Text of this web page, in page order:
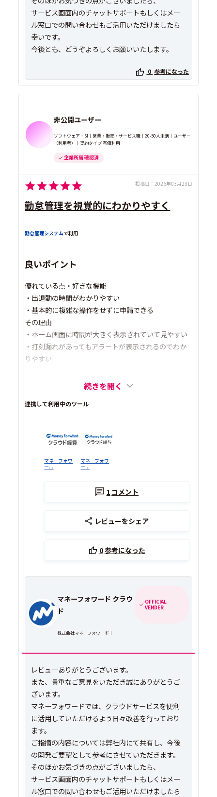
サービス画面内のチャットサポートもしくはメー
ル窓口での問い合わせもご活用いただけましたら
幸いです。
今後とも、どうぞよろしくお願いいたします。
0 参考になった
非公開ユーザー
ソフトウェア・SI｜営業・販売・サービス職｜20-50人未満｜ユーザー
（利用者）｜契約タイプ 有償利用
企業所属 確認済
投稿日： 2026年03月23日
勤怠管理を視覚的にわかりやすく
勤怠管理システムで利用
良いポイント
優れている点・好きな機能
・出退勤の時間がわかりやすい
・基本的に複雑な操作をせずに申請できる
その理由
・ホーム画面に時間が大きく表示されていて見やすい
・打刻漏れがあってもアラートが表示されるのでわか
りやすい
続きを開く
連携して利用中のツール
マネーフォワ
ー...
マネーフォワ
ー...
1 コメント
レビューをシェア
0参考になった
マネーフォワード クラウ
ド
OFFICIAL
VENDER
株式会社マネーフォワード｜
レビューありがとうございます。
また、貴重なご意見をいただき誠にありがとうご
ざいます。
マネーフォワードでは、クラウドサービスを便利
に活用していただけるよう日々改善を行っており
ます。
ご指摘の内容については弊社内にて共有し、今後
の開発ご要望として参考にさせていただきます。
そのほかお気づきの点がございましたら、
サービス画面内のチャットサポートもしくはメー
ル窓口での問い合わせもご活用いただけましたら